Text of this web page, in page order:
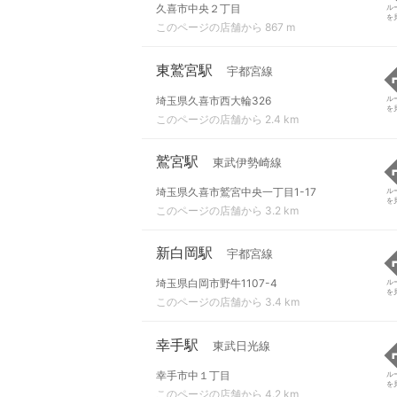
久喜市中央２丁目
このページの店舗から 867 m
ル
を
東鷲宮駅 宇都宮線
埼玉県久喜市西大輪326
このページの店舗から 2.4 km
ル
を
鷲宮駅 東武伊勢崎線
埼玉県久喜市鷲宮中央一丁目1-17
このページの店舗から 3.2 km
ル
を
新白岡駅 宇都宮線
埼玉県白岡市野牛1107-4
このページの店舗から 3.4 km
ル
を
幸手駅 東武日光線
幸手市中１丁目
このページの店舗から 4.2 km
ル
を